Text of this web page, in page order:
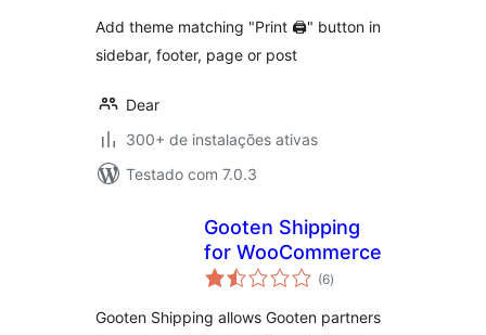
Add theme matching "Print 🖨" button in
sidebar, footer, page or post
Dear
300+ de instalações ativas
Testado com 7.0.3
Gooten Shipping
for WooCommerce
(6total
de
)
Gooten Shipping allows Gooten partners